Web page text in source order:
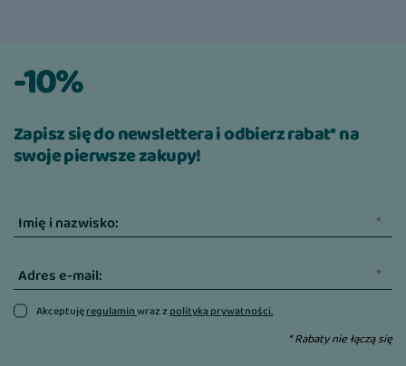
-10%
Zapisz się do newslettera i odbierz rabat* na
swoje pierwsze zakupy!
Imię i nazwisko:
Adres e-mail:
Akceptujęregulaminwraz zpolityką prywatności.
* Rabaty nie łączą się